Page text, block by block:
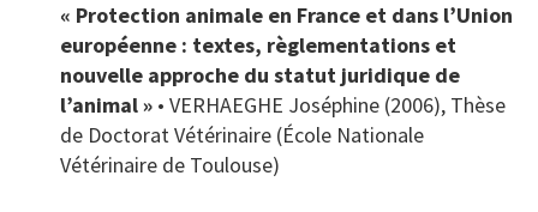
« Protection animale en France et dans l’Union
européenne : textes, règlementations et
nouvelle approche du statut juridique de
l’animal » • VERHAEGHE Joséphine (2006), Thèse
de Doctorat Vétérinaire (École Nationale
Vétérinaire de Toulouse)